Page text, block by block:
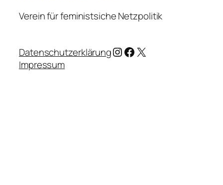
Verein für feministsiche Netzpolitik
Datenschutzerklärung
Impressum
Instagram
Facebook
X